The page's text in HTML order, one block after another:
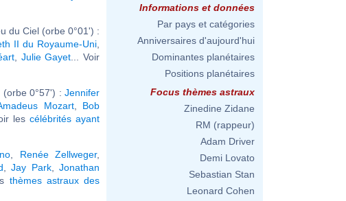
du Ciel (orbe 0°01') :
II du Royaume-Uni
, Julie Gayet ... Voir
0°57') : Jennifer
Mozart, Bob
les célébrités ayant
Renée Zellweger,
Jay Park, Jonathan
thèmes astraux des
Informations et données
Par pays et catégories
Anniversaires d'aujourd'hui
Dominantes planétaires
Positions planétaires
Focus thèmes astraux
Zinedine Zidane
RM (rappeur)
Adam Driver
Demi Lovato
Sebastian Stan
Leonard Cohen